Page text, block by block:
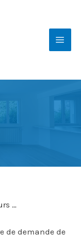
…
de demande de